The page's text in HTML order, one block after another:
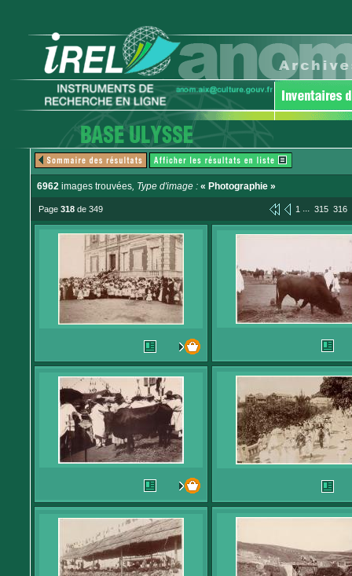
6962 images trouvées, Type d'image : « Photographie »
Page 318 de 349 1 ... 315 316